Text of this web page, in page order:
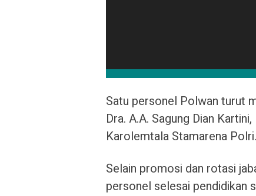
Satu personel Polwan turut
Dra. A.A. Sagung Dian
Karolemtala Stamarena Polri.
Selain promosi dan rotasi
personel selesai pendidikan